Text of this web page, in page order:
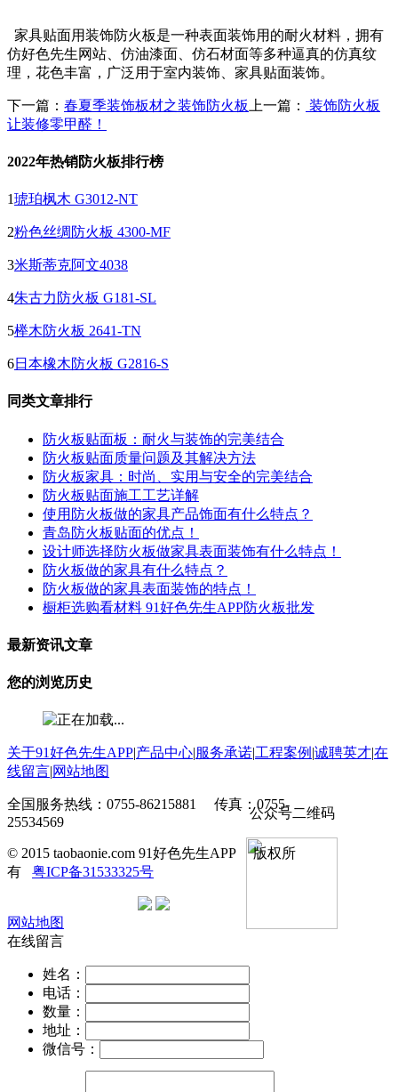
家具贴面用装饰防火板是一种表面装饰用的耐火材料，拥有
仿好色先生网站、仿油漆面、仿石材面等多种逼真的仿真纹
理，花色丰富，广泛用于室内装饰、家具贴面装饰。
下一篇： 春夏季装饰板材之装饰防火板 上一篇：
装饰防火板
让装修零甲醛！
2022年热销防火板排行榜
1琥珀枫木 G3012-NT
2粉色丝绸防火板 4300-MF
3米斯蒂克阿文4038
4朱古力防火板 G181-SL
5榉木防火板 2641-TN
6日本橡木防火板 G2816-S
同类文章排行
防火板贴面板：耐火与装饰的完美结合
防火板贴面质量问题及其解决方法
防火板家具：时尚、实用与安全的完美结合
防火板贴面施工工艺详解
使用防火板做的家具产品饰面有什么特点？
青岛防火板贴面的优点！
设计师选择防火板做家具表面装饰有什么特点！
防火板做的家具有什么特点？
防火板做的家具表面装饰的特点！
橱柜选购看材料 91好色先生APP防火板批发
最新资讯文章
您的浏览历史
关于91好色先生APP 产品中心 服务承诺工程案例 诚聘英才在
线留言 网站地图
公众号二维码
全国服务热线：0755-86215881 传真：0755-
25534569
© 2015 taobaonie.com 91好色先生APP 版权所
有 粤ICP备31533325号
网站地图
在线留言
姓名：
电话：
数量：
地址：
微信号：